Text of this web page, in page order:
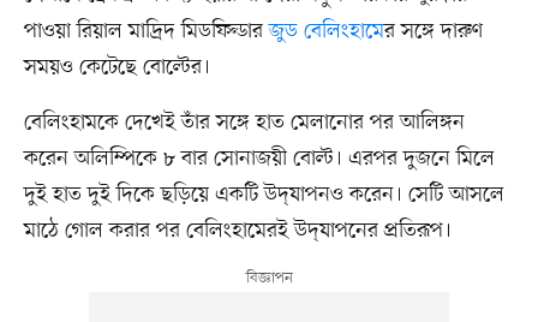
পাওয়া রিয়াল মাদ্রিদ মিডফিল্ডারজুড বেলিংহামের সঙ্গে দারুণ
সময়ও কেটেছে বোল্টের।
বেলিংহামকে দেখেই তাঁর সঙ্গে হাত মেলানোর পর আলিঙ্গন
করেন অলিম্পিকে ৮ বার সোনাজয়ী বোল্ট। এরপর দুজনে মিলে
দুই হাত দুই দিকে ছড়িয়ে একটি উদ্‌যাপনও করেন। সেটি আসলে
মাঠে গোল করার পর বেলিংহামেরই উদ্‌যাপনের প্রতিরূপ।